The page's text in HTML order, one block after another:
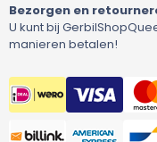
Bezorgen en
U kunt bij
manieren betalen!